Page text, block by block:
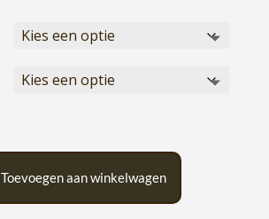
tot
€13,95
Toevoegen aan winkelwagen